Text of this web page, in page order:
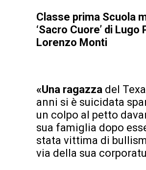
Classe prima Scuola
‘Sacro Cuore’ di Lugo
Lorenzo Monti
«Una ragazza del
anni si è suicidata
un colpo al petto
sua famiglia dopo
stata vittima di
via della sua